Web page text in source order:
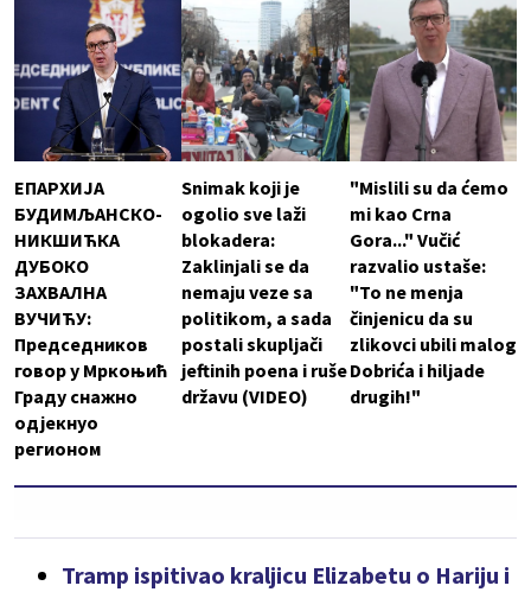
ЕПАРХИЈА
БУДИМЉАНСКО-
НИКШИЋКА
ДУБОКО
ЗАХВАЛНА
ВУЧИЋУ:
Председников
говор у Мркоњић
Граду снажно
одјекнуо
регионом
Snimak koji je
ogolio sve laži
blokadera:
Zaklinjali se da
nemaju veze sa
politikom, a sada
postali skupljači
jeftinih poena i ruše
državu (VIDEO)
"Mislili su da ćemo
mi kao Crna
Gora..." Vučić
razvalio ustaše:
"To ne menja
činjenicu da su
zlikovci ubili malog
Dobrića i hiljade
drugih!"
Tramp ispitivao kraljicu Elizabetu o Hariju i